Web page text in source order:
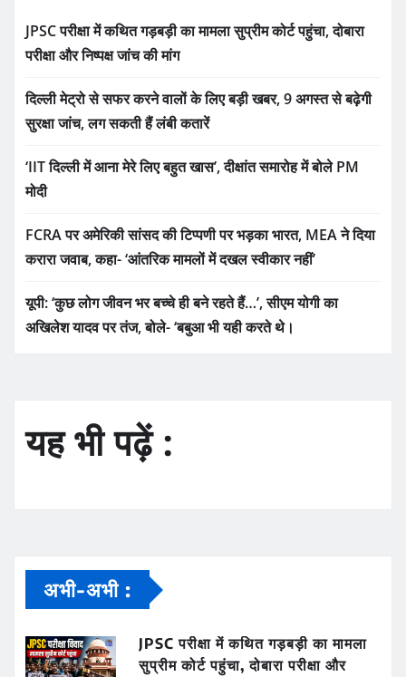
JPSC परीक्षा में कथित गड़बड़ी का मामला सुप्रीम कोर्ट पहुंचा, दोबारा
परीक्षा और निष्पक्ष जांच की मांग
दिल्ली मेट्रो से सफर करने वालों के लिए बड़ी खबर, 9 अगस्त से बढ़ेगी
सुरक्षा जांच, लग सकती हैं लंबी कतारें
‘IIT दिल्ली में आना मेरे लिए बहुत खास’, दीक्षांत समारोह में बोले PM
मोदी
FCRA पर अमेरिकी सांसद की टिप्पणी पर भड़का भारत, MEA ने दिया
करारा जवाब, कहा- ‘आंतरिक मामलों में दखल स्वीकार नहीं’
यूपी: ‘कुछ लोग जीवन भर बच्चे ही बने रहते हैं…’, सीएम योगी का
अखिलेश यादव पर तंज, बोले- ‘बबुआ भी यही करते थे।
यह भी पढ़ें :
अभी-अभी :
JPSC परीक्षा में कथित गड़बड़ी का मामला
सुप्रीम कोर्ट पहुंचा, दोबारा परीक्षा और